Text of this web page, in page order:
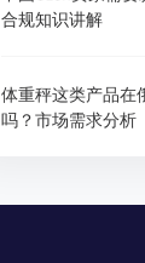
合规知识讲解
体重秤这类产品在
吗？市场需求分析